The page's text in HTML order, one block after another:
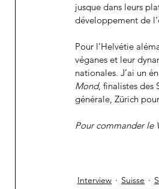
jusque dans leurs
développement de
Pour l’Helvétie
véganes et leur
nationales. J’ai un
Mond, finalistes des
générale, Zürich
Pour commander le
Interview Suisse